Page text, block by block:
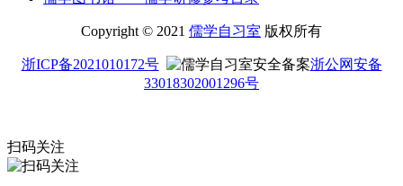
Copyright © 2021 儒学自习室 版权所有
浙ICP备2021010172号
浙公网安备
33018302001296号
扫码关注